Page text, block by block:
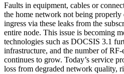
Faults in equipment, cables or
the home network not being
ingress via these leaks from the
entire node. This issue is becoming
technologies such as DOCSIS 3.1
infrastructure, and the number of
continues to grow. Today’s service
loss from degraded network quality,